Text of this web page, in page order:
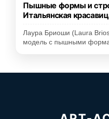
Пышные формы и
Итальянская
Лаура Бриоши (Laura
модель с пышными